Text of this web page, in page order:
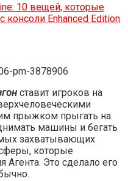
10 вещей, которые
консоли Enhanced Edition
ставит игроков на
прыжком прыгать на
машины и бегать
захватывающих
которые
Агента. Это сделало его